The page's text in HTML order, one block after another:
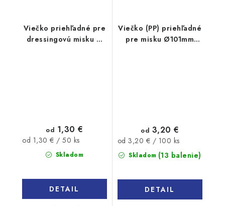
Viečko priehľadné pre
dressingovú misku O
Skladom
od 1,30 €
Jednotková
od 1,30 € / 50 ks
DETAIL
Viečko (PP) priehľadné
pre misku Ø101mm
Skladom (13 balenie)
od 3,20 €
Jednotková
cena:
od 3,20 € / 100 ks
DETAIL